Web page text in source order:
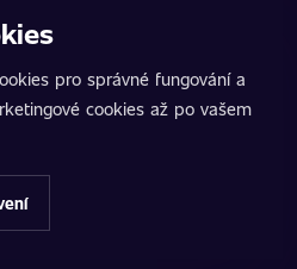
Petra Kučery. Úpravy, které
na pozemních komunikacích.
vždy konkrétní provozovatel
pro správné fungování a
cookies až po vašem